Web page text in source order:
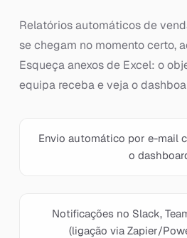
Relatórios automáticos de
se chegam no momento certo,
Esqueça anexos de Excel: o
equipa receba e veja o
Envio automático por e-mail
o
Notificações no Slack,
(ligação via Zapier/